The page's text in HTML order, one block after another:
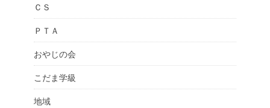
ＣＳ
ＰＴＡ
おやじの会
こだま学級
地域